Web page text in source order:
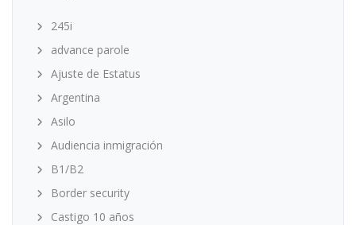
245i
advance parole
Ajuste de Estatus
Argentina
Asilo
Audiencia inmigración
B1/B2
Border security
Castigo 10 años